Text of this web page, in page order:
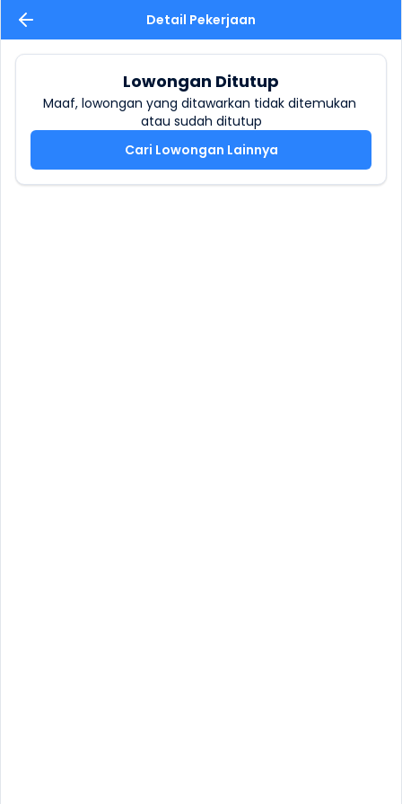
Detail Pekerjaan
Lowongan Ditutup
Maaf, lowongan yang ditawarkan tidak ditemukan
atau sudah ditutup
Cari Lowongan Lainnya